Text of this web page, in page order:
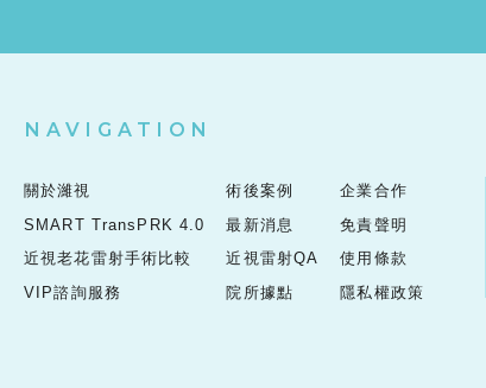
NAVIGATION
關於濰視
SMART TransPRK 4.0
近視老花雷射手術比較
VIP諮詢服務
術後案例
最新消息
近視雷射QA
院所據點
企業合作
免責聲明
使用條款
隱私權政策